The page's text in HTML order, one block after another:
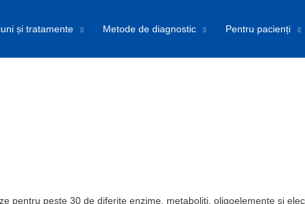
și tratamente Metode de diagnostic Pentru pacienți
pentru peste 30 de diferite enzime, metaboliți, oligoelemente și